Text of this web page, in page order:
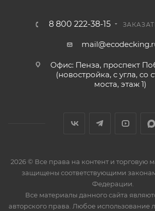
8 800 222-38-15
Офис: Пенза, проспект
(новостройка, с угла, со
моста, этаж 1)
2026 © Все права на контент и торговую
защищены соответствующими
Федерации.
Все материалы данного сайта
авторского права. Любое использование